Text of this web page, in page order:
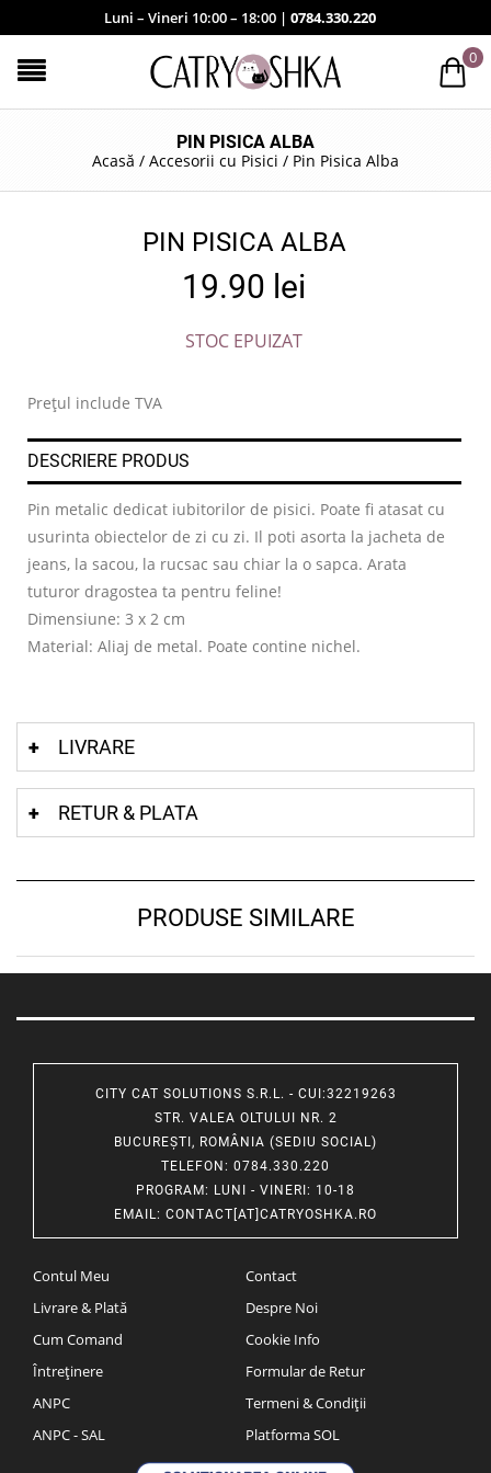
Luni – Vineri 10:00 – 18:00 | 0784.330.220
0
PIN PISICA ALBA
Acasă / Accesorii cu Pisici / Pin Pisica Alba
PIN PISICA ALBA
19.90 lei
STOC EPUIZAT
Prețul include TVA
DESCRIERE PRODUS
Pin metalic dedicat iubitorilor de pisici. Poate fi atasat cu
usurinta obiectelor de zi cu zi. Il poti asorta la jacheta de
jeans, la sacou, la rucsac sau chiar la o sapca. Arata
tuturor dragostea ta pentru feline!
Dimensiune: 3 x 2 cm
Material: Aliaj de metal. Poate contine nichel.
LIVRARE
RETUR & PLATA
PRODUSE SIMILARE
CITY CAT SOLUTIONS S.R.L. - CUI:32219263
STR. VALEA OLTULUI NR. 2
BUCUREȘTI, ROMÂNIA (SEDIU SOCIAL)
TELEFON : 0784.330.220
PROGRAM: LUNI - VINERI: 10-18
EMAIL: CONTACT[AT]CATRYOSHKA.RO
Contul Meu
Livrare & Plată
Cum Comand
Întreținere
ANPC
ANPC - SAL
Contact
Despre Noi
Cookie Info
Formular de Retur
Termeni & Condiții
Platforma SOL